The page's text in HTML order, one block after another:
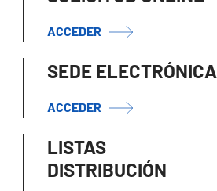
ACCEDER
SEDE ELECTRÓNICA
ACCEDER
LISTAS
DISTRIBUCIÓN